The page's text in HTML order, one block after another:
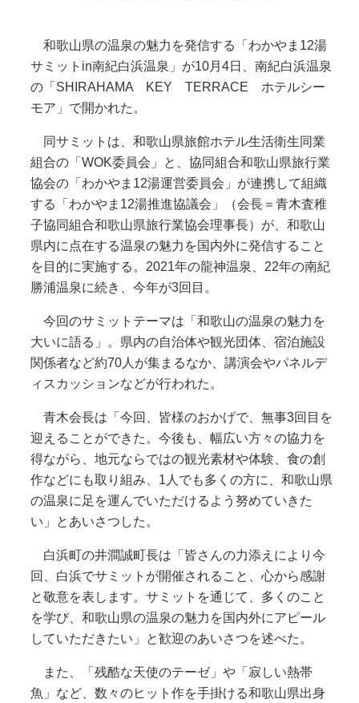
和歌山県の温泉の魅力を発信する「わかやま12湯
サミットin南紀白浜温泉」が10月4日、南紀白浜温泉
の「SHIRAHAMA KEY TERRACE ホテルシー
モア」で開かれた。
同サミットは、和歌山県旅館ホテル生活衛生同業
組合の「WOK委員会」と、協同組合和歌山県旅行業
協会の「わかやま12湯運営委員会」が連携して組織
する「わかやま12湯推進協議会」（会長＝青木査稚
子協同組合和歌山県旅行業協会理事長）が、和歌山
県内に点在する温泉の魅力を国内外に発信すること
を目的に実施する。2021年の龍神温泉、22年の南紀
勝浦温泉に続き、今年が3回目。
今回のサミットテーマは「和歌山の温泉の魅力を
大いに語る」。県内の自治体や観光団体、宿泊施設
関係者など約70人が集まるなか、講演会やパネルデ
ィスカッションなどが行われた。
青木会長は「今回、皆様のおかげで、無事3回目を
迎えることができた。今後も、幅広い方々の協力を
得ながら、地元ならではの観光素材や体験、食の創
作などにも取り組み、1人でも多くの方に、和歌山県
の温泉に足を運んでいただけるよう努めていきた
い」とあいさつした。
白浜町の井澗誠町長は「皆さんの力添えにより今
回、白浜でサミットが開催されること、心から感謝
と敬意を表します。サミットを通じて、多くのこと
を学び、和歌山県の温泉の魅力を国内外にアピール
していただきたい」と歓迎のあいさつを述べた。
また、「残酷な天使のテーゼ」や「寂しい熱帯
魚」など、数々のヒット作を手掛ける和歌山県出身